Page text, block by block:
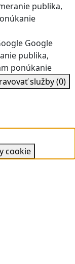
publika,
Google
publika,
ponúkanie
služby(0)
cookie